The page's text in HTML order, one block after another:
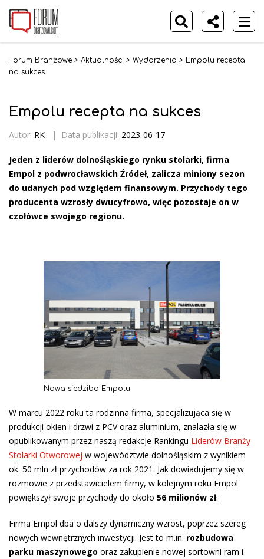
Forum Branżowe > Aktualności > Wydarzenia > Empolu recepta
na sukces
Empolu recepta na sukces
Autor: RK | Data publikacji: 2023-06-17
Jeden z liderów dolnośląskiego rynku stolarki, firma
Empol z podwrocławskich Źródeł, zalicza miniony sezon
do udanych pod względem finansowym. Przychody tego
producenta wzrosły dwucyfrowo, więc pozostaje on w
czołówce swojego regionu.
Nowa siedziba Empolu
W marcu 2022 roku ta rodzinna firma, specjalizująca się w
produkcji okien i drzwi z PCV oraz aluminium, znalazła się w
opublikowanym przez naszą redakcje Rankingu Liderów Branży
Stolarki Otworowej w województwie dolnośląskim z wynikiem
ok. 50 mln zł przychodów za rok 2021. Jak dowiadujemy się w
rozmowie z przedstawicielem firmy, w kolejnym roku Empol
powiększył swoje przychody do około 56 milionów zł.
Firma Empol dba o dalszy dynamiczny wzrost, poprzez szereg
nowych wewnętrznych inwestycji. Jest to m.in. rozbudowa
parku maszynowego oraz zakupienie nowej sortowni ram i